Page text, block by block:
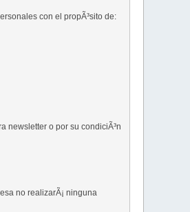
con el propÃ³sito de:
newsletter o por su condiciÃ³n
no realizarÃ¡ ninguna